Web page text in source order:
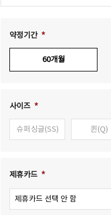
약정기간
60개월
사이즈
슈퍼싱글(SS) 퀸(Q)
제휴카드